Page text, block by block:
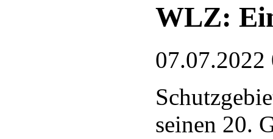
WLZ:
07.07.2022
seinen 20.